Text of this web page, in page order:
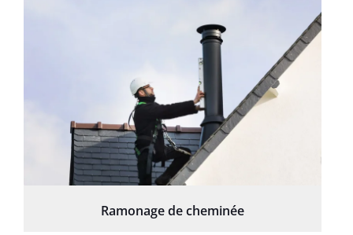
Ramonage de cheminée